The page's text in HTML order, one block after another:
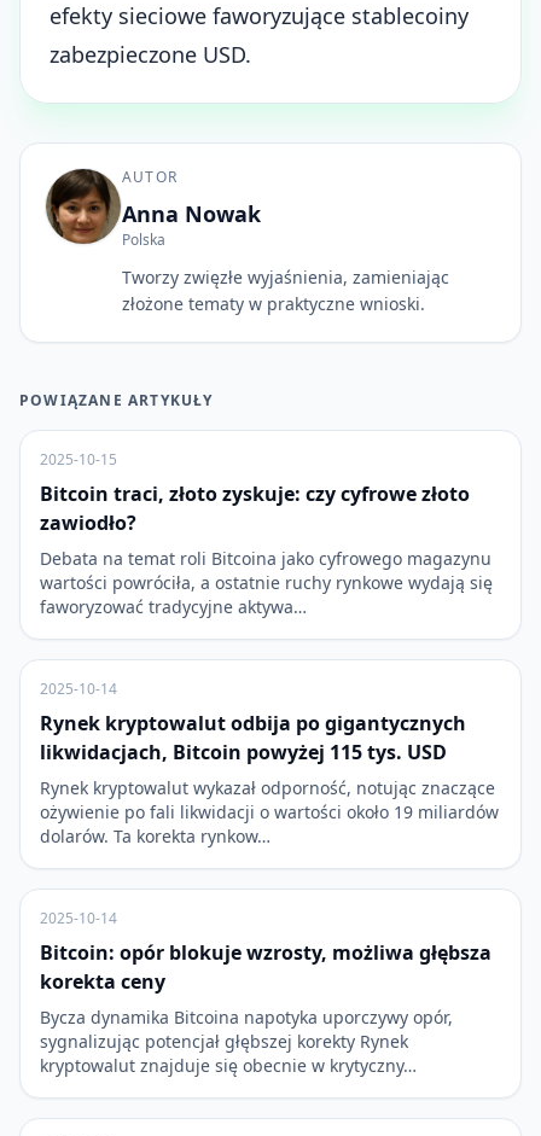
efekty sieciowe faworyzujące stablecoiny
zabezpieczone USD.
AUTOR
Anna Nowak
Polska
Tworzy zwięzłe wyjaśnienia, zamieniając
złożone tematy w praktyczne wnioski.
POWIĄZANE ARTYKUŁY
2025-10-15
Bitcoin traci, złoto zyskuje: czy cyfrowe złoto
zawiodło?
Debata na temat roli Bitcoina jako cyfrowego magazynu
wartości powróciła, a ostatnie ruchy rynkowe wydają się
faworyzować tradycyjne aktywa…
2025-10-14
Rynek kryptowalut odbija po gigantycznych
likwidacjach, Bitcoin powyżej 115 tys. USD
Rynek kryptowalut wykazał odporność, notując znaczące
ożywienie po fali likwidacji o wartości około 19 miliardów
dolarów. Ta korekta rynkow…
2025-10-14
Bitcoin: opór blokuje wzrosty, możliwa głębsza
korekta ceny
Bycza dynamika Bitcoina napotyka uporczywy opór,
sygnalizując potencjał głębszej korekty Rynek
kryptowalut znajduje się obecnie w krytyczny…